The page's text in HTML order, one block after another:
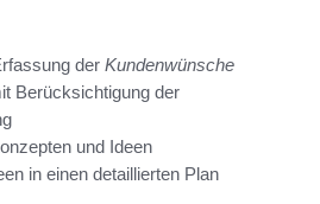
der Kundenwünsche
Berücksichtigung der
und Ideen
in einen detaillierten Plan